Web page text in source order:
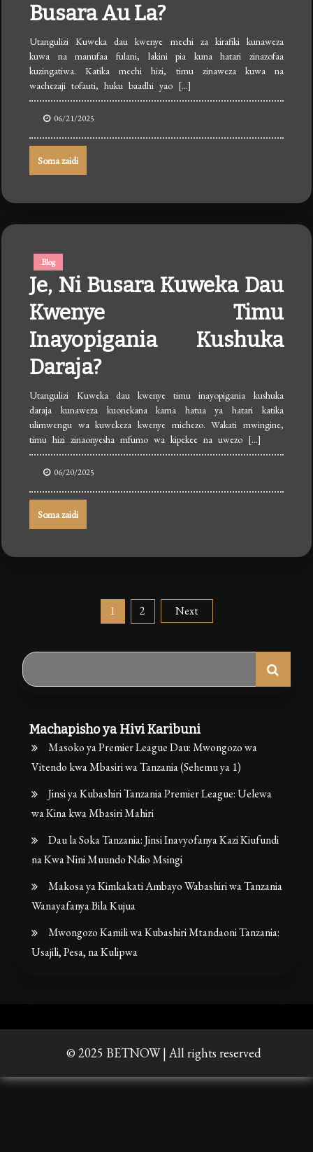
Busara Au La?
Utangulizi Kuweka dau kwenye mechi za kirafiki kunaweza
kuwa na manufaa fulani, lakini pia kuna hatari zinazofaa
kuzingatiwa. Katika mechi hizi, timu zinaweza kuwa na
wachezaji tofauti, huku baadhi yao […]
06/21/2025
Soma zaidi
Blog
Je, Ni Busara Kuweka Dau
Kwenye Timu
Inayopigania Kushuka
Daraja?
Utangulizi Kuweka dau kwenye timu inayopigania kushuka
daraja kunaweza kuonekana kama hatua ya hatari katika
ulimwengu wa kuwekeza kwenye michezo. Wakati mwingine,
timu hizi zinaonyesha mfumo wa kipekee na uwezo […]
06/20/2025
Soma zaidi
pagination
1 2 Next
Search
for:
Machapisho ya Hivi Karibuni
Masoko ya Premier League Dau: Mwongozo wa
Vitendo kwa Mbasiri wa Tanzania (Sehemu ya 1)
Jinsi ya Kubashiri Tanzania Premier League: Uelewa
wa Kina kwa Mbasiri Mahiri
Dau la Soka Tanzania: Jinsi Inavyofanya Kazi Kiufundi
na Kwa Nini Muundo Ndio Msingi
Makosa ya Kimkakati Ambayo Wabashiri wa Tanzania
Wanayafanya Bila Kujua
Mwongozo Kamili wa Kubashiri Mtandaoni Tanzania:
Usajili, Pesa, na Kulipwa